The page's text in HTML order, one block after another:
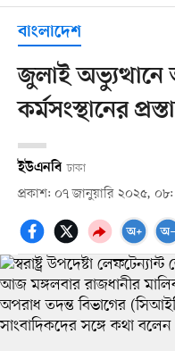
বাংলাদেশ
জুলাই
কর্মসংস্থানের
ইউএনবি ঢাকা
প্রকাশ: ০৭ জানুয়ারি ২০২৫,